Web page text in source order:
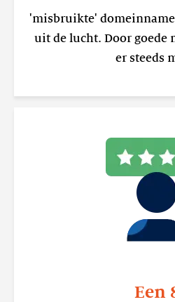
'misbruikte'
uit de lucht. Door
er steeds
Een